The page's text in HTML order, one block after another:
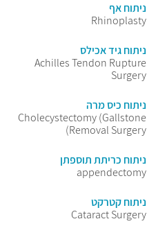
ניתוח אף
Rhinoplasty
ניתוח גיד אכילס
Achilles Tendon Rupture
Surgery
ניתוח כיס מרה
Cholecystectomy (Gallstone
(Removal Surgery
ניתוח כריתת תוספתן
appendectomy
ניתוח קטרקט
Cataract Surgery